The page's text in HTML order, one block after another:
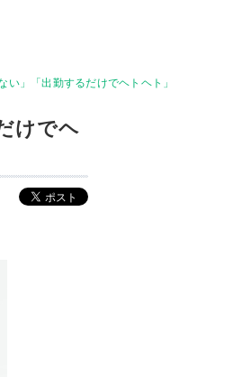
」「出勤するだけでヘトヘト」
けでヘ